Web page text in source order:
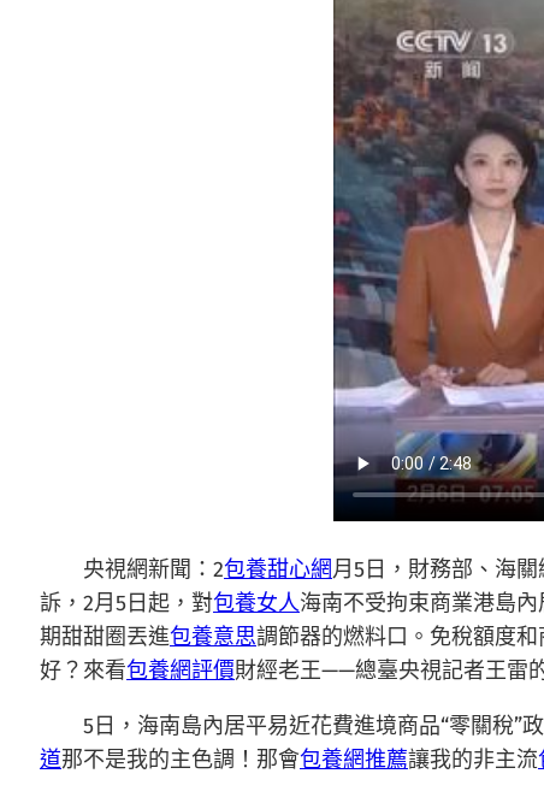
央視網新聞：2包養甜心網月5日，財務部、海
訴，2月5日起，對包養女人海南不受拘束商業港島
期甜甜圈丟進包養意思調節器的燃料口。免稅額度
好？來看包養網評價財經老王——總臺央視記者王雷
5日，海南島內居平易近花費進境商品“零關稅
道那不是我的主色調！那會包養網推薦讓我的非主流